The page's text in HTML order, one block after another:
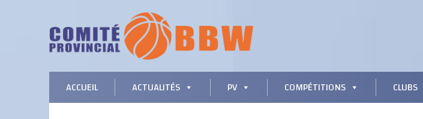
ACCUEIL ACTUALITÉS PV COMPÉTITIONS CLUBS